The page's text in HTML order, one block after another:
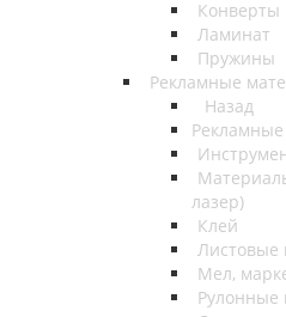
Конверты
Ламинат
Пружины
Рекламные
Назад
лазер)
Клей
Листовые
Мел,
Рулонные